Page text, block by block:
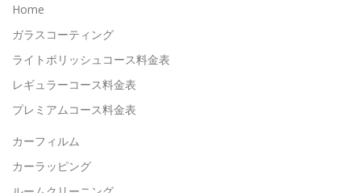
Home
ガラスコーティング
ライトポリッシュコース料金表
レギュラーコース料金表
プレミアムコース料金表
カーフィルム
カーラッピング